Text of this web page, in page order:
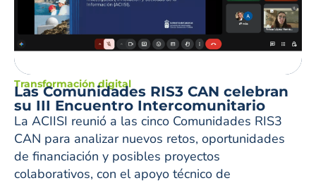
Transformación digital
Las Comunidades RIS3 CAN celebran
su III Encuentro Intercomunitario
La ACIISI reunió a las cinco Comunidades RIS3
CAN para analizar nuevos retos, oportunidades
de financiación y posibles proyectos
colaborativos, con el apoyo técnico de